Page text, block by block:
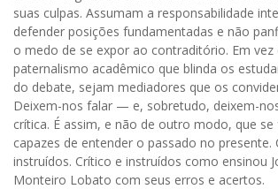
suas culpas. Assumam a responsabilidade
defender posições fundamentadas e não
o medo de se expor ao contraditório. Em vez
paternalismo acadêmico que blinda os
do debate, sejam mediadores que os
Deixem-nos falar — e, sobretudo, deixem-
crítica. É assim, e não de outro modo, que
capazes de entender o passado no presente.
instruídos. Crítico e instruídos como ensinou
Monteiro Lobato com seus erros e acertos.